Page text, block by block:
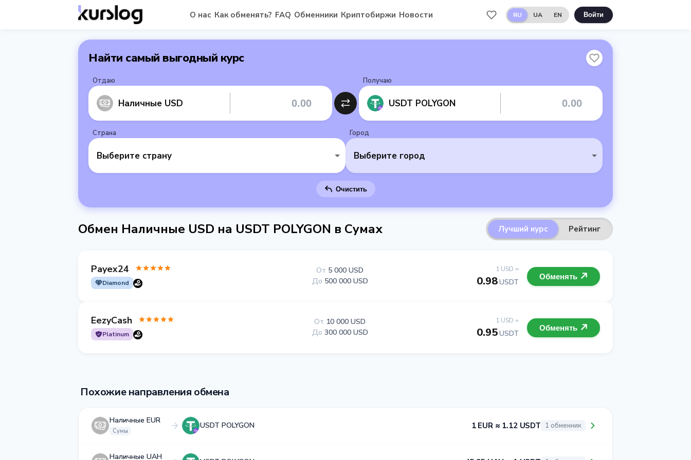
О нас Как обменять? FAQ Обменники Криптобиржи Новости RU UA EN Войти
Найти самый выгодный курс
Отдаю
Наличные USD
Получаю
USDT POLYGON
Страна
Выберите страну
Город
Выберите город
Очистить
Обмен Наличные USD на USDT POLYGON в Сумах Лучший курс Рейтинг
Payex24
Diamond
1 USD =
0.98USDT
От 5 000 USD
До 500 000 USD Обменять
EezyCash
Platinum
1 USD =
0.95USDT
От 10 000 USD
До 300 000 USD Обменять
Похожие направления обмена
Наличные EUR
Сумы
USDT POLYGON 1 EUR ≈ 1.12 USDT 1 обменник
Наличные UAH